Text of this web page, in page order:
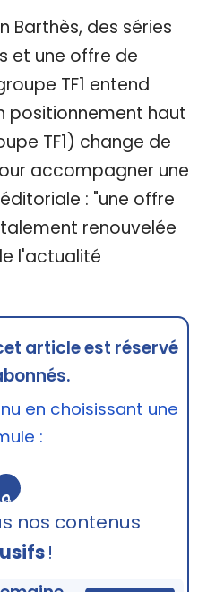
Barthès, des séries
et une offre de
TF1 entend
positionnement haut
TF1) change de
accompagner une
: "une offre
renouvelée
l'actualité
article est réservé
en choisissant une
:
🔒
nos contenus
!